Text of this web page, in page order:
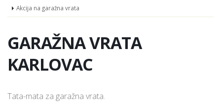
Akcija na garažna vrata
GARAŽNA VRATA
KARLOVAC
Tata-mata za garažna vrata.